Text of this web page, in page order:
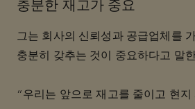
충분한 재고가 중요
그는 회사의 신뢰성과 공급업체를
충분히 갖추는 것이 중요하다고 말
“우리는 앞으로 재고를 줄이고 현